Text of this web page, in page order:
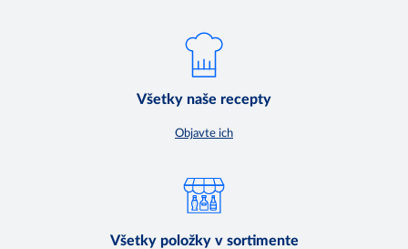
Všetky naše recepty
Objavte ich
Všetky položky v sortimente